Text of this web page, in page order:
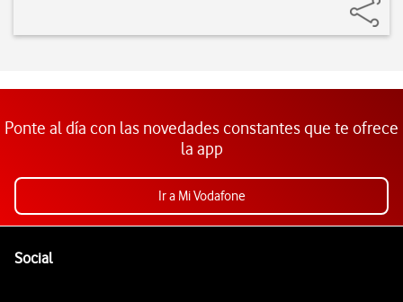
Ponte al día con las novedades constantes que te ofrece
la app
Ir a Mi Vodafone
SocialEnlaces a las redes sociales de Vodafone